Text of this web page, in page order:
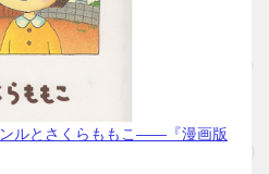
ルとさくらももこ――『漫画版